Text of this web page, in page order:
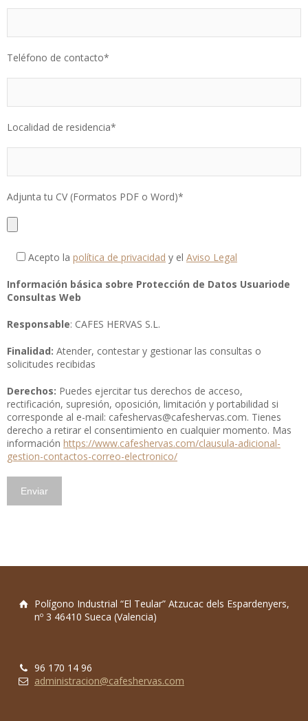
Teléfono de contacto*
Localidad de residencia*
Adjunta tu CV (Formatos PDF o Word)*
Acepto la política de privacidad y el Aviso Legal
Información básica sobre Protección de Datos Usuariode
Consultas Web
Responsable: CAFES HERVAS S.L.
Finalidad: Atender, contestar y gestionar las consultas o
solicitudes recibidas
Derechos: Puedes ejercitar tus derechos de acceso,
rectificación, supresión, oposición, limitación y portabilidad si
corresponde al e-mail: cafeshervas@cafeshervas.com. Tienes
derecho a retirar el consentimiento en cualquier momento. Mas
información https://www.cafeshervas.com/clausula-adicional-
gestion-contactos-correo-electronico/
Polígono Industrial “El Teular” Atzucac dels Espardenyers,
nº 3 46410 Sueca (Valencia)
96 170 14 96
administracion@cafeshervas.com